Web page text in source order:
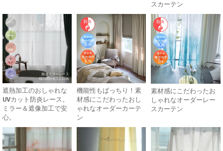
スカーテン
遮熱加工のおしゃれな
UVカット防炎レース。
ミラー＆遮像加工で安
心。
機能性もばっちり！素
材感にこだわったおし
ゃれなオーダーカーテ
ン
素材感にこだわったお
しゃれなオーダーレー
スカーテン